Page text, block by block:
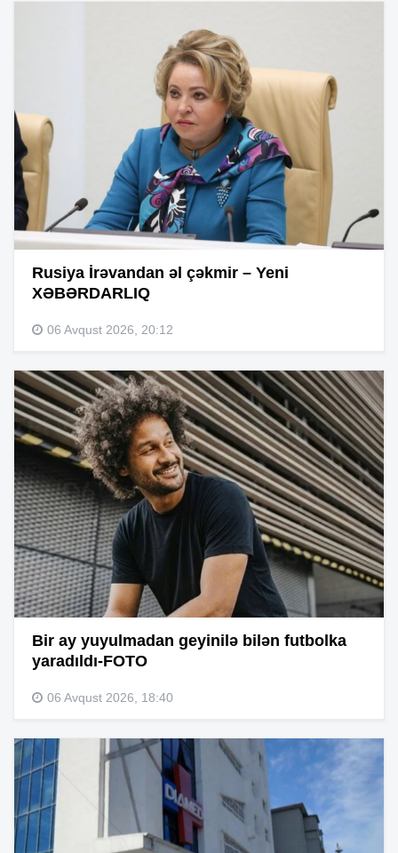
Rusiya İrəvandan əl çəkmir – Yeni
XƏBƏRDARLIQ
06 Avqust 2026, 20:12
Bir ay yuyulmadan geyinilə bilən futbolka
yaradıldı-FOTO
06 Avqust 2026, 18:40